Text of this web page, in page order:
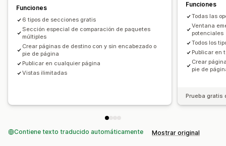
Funciones
6 tipos de secciones gratis
Sección especial de comparación de paquetes
múltiples
Crear páginas de destino con y sin encabezado o
pie de página
Publicar en cualquier página
Vistas ilimitadas
Funciones
Todas las
Ventana
potenciales
Todos los
Publicar en
Crear
pie de
Prueba gratis
Contiene texto traducido automáticamente Mostrar original